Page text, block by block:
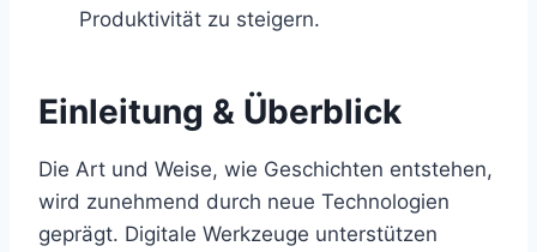
Produktivität zu steigern.
Einleitung & Überblick
Die Art und Weise, wie Geschichten entstehen,
wird zunehmend durch neue Technologien
geprägt. Digitale Werkzeuge unterstützen